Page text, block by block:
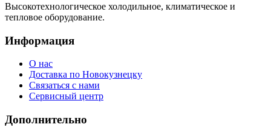
Высокотехнологическое холодильное, климатическое и
тепловое оборудование.
Информация
О нас
Доставка по Новокузнецку
Связаться с нами
Сервисный центр
Дополнительно